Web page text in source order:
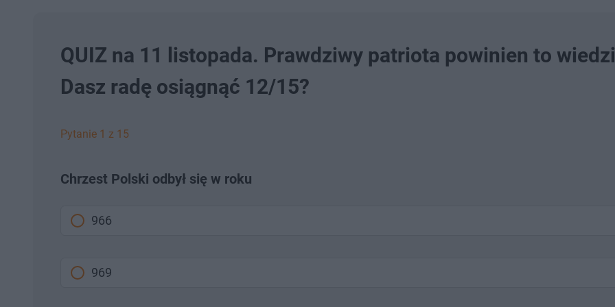
QUIZ na 11 listopada. Prawdziwy patriota powinien to
Dasz radę osiągnąć 12/15?
Pytanie 1 z 15
Chrzest Polski odbył się w roku
966
969